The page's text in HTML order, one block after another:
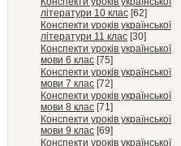
літератури 10 клас [62]
Конспекти уроків української
літератури 11 клас [30]
Конспекти уроків української
мови 6 клас [75]
Конспекти уроків української
мови 7 клас [72]
Конспекти уроків української
мови 8 клас [71]
Конспекти уроків української
мови 9 клас [69]
Конспекти уроків української